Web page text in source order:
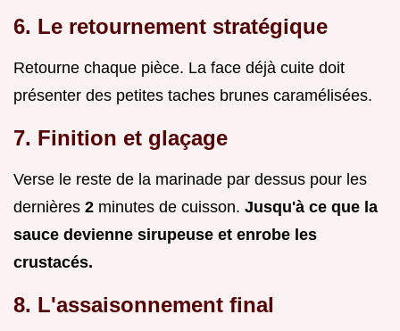
6. Le retournement stratégique
Retourne chaque pièce. La face déjà cuite doit
présenter des petites taches brunes caramélisées.
7. Finition et glaçage
Verse le reste de la marinade par dessus pour les
dernières 2 minutes de cuisson. Jusqu'à ce que la
sauce devienne sirupeuse et enrobe les
crustacés.
8. L'assaisonnement final